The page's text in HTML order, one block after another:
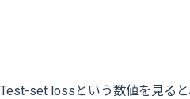
Test-set lossという数値を見る